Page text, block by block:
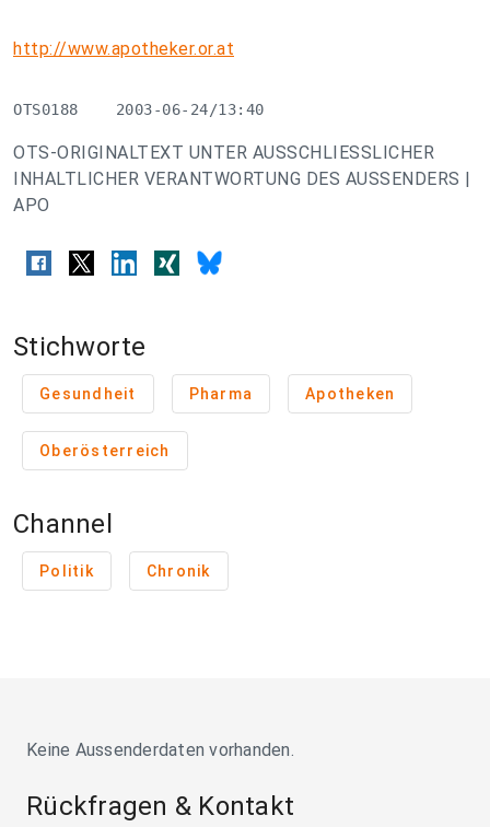
http://www.apotheker.or.at
OTS0188    2003-06-24/13:40
OTS-ORIGINALTEXT UNTER AUSSCHLIESSLICHER
INHALTLICHER VERANTWORTUNG DES AUSSENDERS |
APO
Stichworte
Gesundheit Pharma Apotheken
Oberösterreich
Channel
Politik Chronik
Keine Aussenderdaten vorhanden.
Rückfragen & Kontakt